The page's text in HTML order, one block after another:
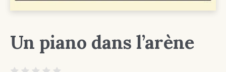
Un piano dans l’arène